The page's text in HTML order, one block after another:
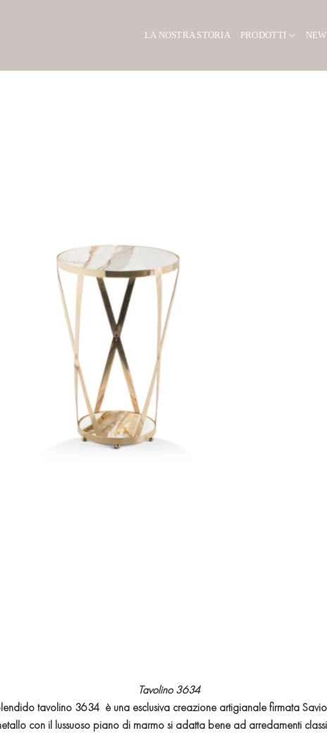
LA NOSTRA STORIA PRODOTTI
Tavolino 3634
tavolino 3634 è una esclusiva creazione artigianale firmata
con il lussuoso piano di marmo si adatta bene ad arredamenti